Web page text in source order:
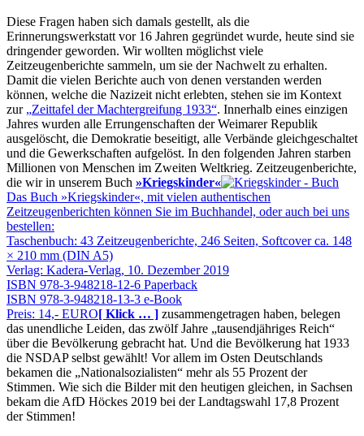
Diese Fragen haben sich damals gestellt, als die
Erinnerungswerkstatt vor 16 Jahren gegründet wurde, heute sind sie
dringender geworden. Wir wollten möglichst viele
Zeitzeugenberichte sammeln, um sie der Nachwelt zu erhalten.
Damit die vielen Berichte auch von denen verstanden werden
können, welche die Nazizeit nicht erlebten, stehen sie im Kontext
zur
Zeittafel der Machtergreifung 1933 . Innerhalb eines einzigen
Jahres wurden alle Errungenschaften der Weimarer Republik
ausgelöscht, die Demokratie beseitigt, alle Verbände gleichgeschaltet
und die Gewerkschaften aufgelöst. In den folgenden Jahren starben
Millionen von Menschen im Zweiten Weltkrieg. Zeitzeugenberichte,
die wir in unserem Buch »Kriegskinder«
Das Buch »Kriegskinder«, mit vielen authentischen
Zeitzeugenberichten können Sie im Buchhandel, oder auch bei uns
bestellen:
Taschenbuch: 43 Zeitzeugenberichte, 246 Seiten, Softcover ca. 148
× 210 mm (DIN A5)
Verlag: Kadera-Verlag, 10. Dezember 2019
ISBN 978-3-948218-12-6 Paperback
ISBN 978-3-948218-13-3 e-Book
Preis: 14,- EURO[ Klick … ] zusammengetragen haben, belegen
das unendliche Leiden, das zwölf Jahre
tausendjähriges Reich
über die Bevölkerung gebracht hat. Und die Bevölkerung hat 1933
die NSDAP selbst gewählt! Vor allem im Osten Deutschlands
bekamen die
Nationalsozialisten
mehr als 55 Prozent der
Stimmen. Wie sich die Bilder mit den heutigen gleichen, in Sachsen
bekam die AfD Höckes 2019 bei der Landtagswahl 17,8 Prozent
der Stimmen!